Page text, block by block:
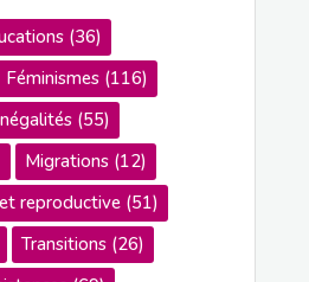
(36)
Féminismes(116)
(55)
Migrations(12)
reproductive(51)
Transitions(26)